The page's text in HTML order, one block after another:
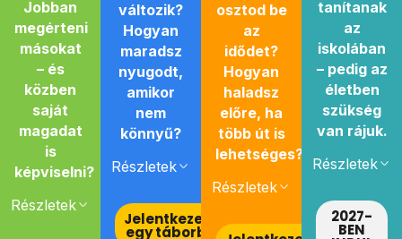
Jobban
megérteni
másokat
– és
közben
saját
magadat
is
képviselni?
Részletek
változik?
Hogyan
maradsz
nyugodt,
amikor
nem
könnyű?
Részletek
Jelentkezem
egy táborba
osztod be
az
idődet?
Hogyan
haladsz
előre, ha
több út is
lehetséges?
Részletek
tanítanak
az
iskolában
– pedig az
életben
szükség
van rájuk.
Részletek
2027-
BEN